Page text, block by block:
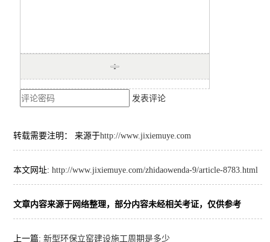
发表评论
转载需要注明： 来源于http://www.jixiemuye.com
本文网址: http://www.jixiemuye.com/zhidaowenda-9/article-8783.html
文章内容来源于网络整理，部分内容未经相关考证，仅供参考
上一篇: 新型环保立窑建设施工周期是多少